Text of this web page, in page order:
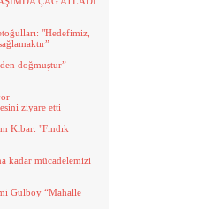
"Hedefimiz,
doğmuştur”
ziyare etti
Kibar: "Fındık
kadar mücadelemizi
Gülboy “Mahalle